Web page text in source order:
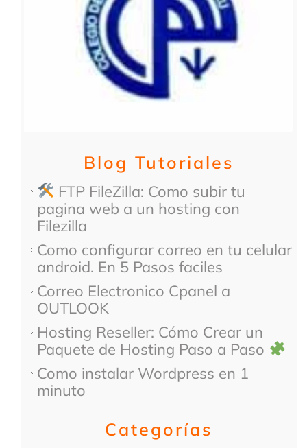
Blog Tutoriales
FTP FileZilla: Como subir tu
pagina web a un hosting con
Filezilla
Como configurar correo en tu celular
android. En 5 Pasos faciles
Correo Electronico Cpanel a
OUTLOOK
Hosting Reseller: Cómo Crear un
Paquete de Hosting Paso a Paso
Como instalar Wordpress en 1
minuto
Categorías